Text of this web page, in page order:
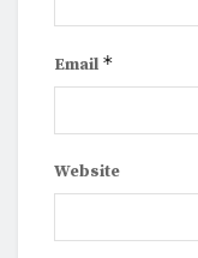
Email *
Website